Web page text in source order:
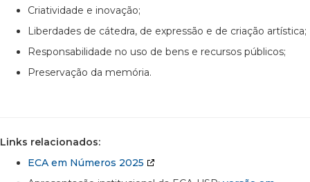
Criatividade e inovação;
Liberdades de cátedra, de expressão e de criação artística;
Responsabilidade no uso de bens e recursos públicos;
Preservação da memória.
Links relacionados:
ECA em Números 2025